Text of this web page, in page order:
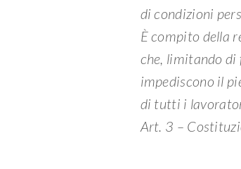
di condizioni
È compito della
che, limitando di
impediscono il
di tutti i
Art. 3 –